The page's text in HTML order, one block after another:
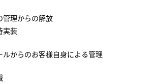
管理からの解放
実装
ルからのお客様自身による管理